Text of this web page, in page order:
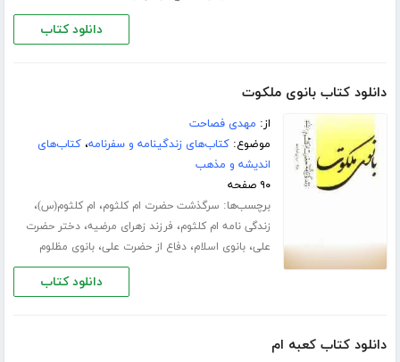
دانلود کتاب
دانلود کتاب بانوی ملکوت
از: مهدی فصاحت
موضوع:کتاب‌های زندگینامه و سفرنامه،کتاب‌های
اندیشه و مذهب
۹۰ صفحه
برچسب‌ها: سرگذشت حضرت ام کلثوم، ام کلثوم(س)،
زندگی نامه ام کلثوم، فرزند زهرای مرضیه،دختر حضرت
علی،بانوی اسلام،دفاع از حضرت علی،بانوی مظلوم
دانلود کتاب
دانلود کتاب کعبه ام